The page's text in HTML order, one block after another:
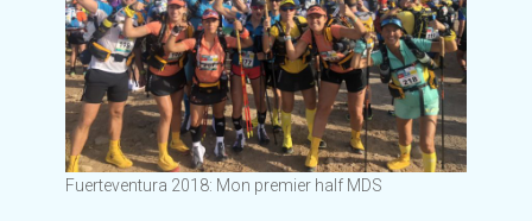
Fuerteventura 2018: Mon premier half MDS